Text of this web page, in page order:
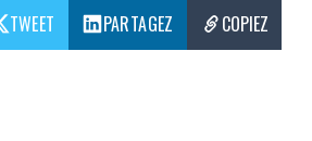
TWEET PARTAGEZ COPIEZ